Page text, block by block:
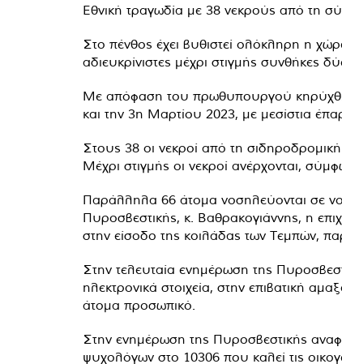
Εθνική τραγωδία με 38 νεκρούς από τη
Στο πένθος έχει βυθιστεί ολόκληρη η
αδιευκρίνιστες μέχρι στιγμής συνθήκες
Με απόφαση του πρωθυπουργού
και την 3η Μαρτίου 2023, με μεσίστια
Στους 38 οι νεκροί από τη
Μέχρι στιγμής οι νεκροί ανέρχονται,
Παράλληλα 66 άτομα νοσηλεύονται σε
Πυροσβεστικής, κ. Βαθρακογιάννης, η
στην είσοδο της κοιλάδας των Τεμπών,
Στην τελευταία ενημέρωση της
ηλεκτρονικά στοιχεία, στην επιβατική
άτομα προσωπικό.
Στην ενημέρωση της Πυροσβεστικής
ψυχολόγων στο 10306 που καλεί τις